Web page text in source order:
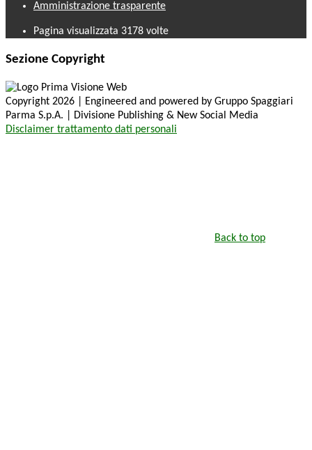
Amministrazione trasparente
Pagina visualizzata 3178 volte
Sezione Copyright
Copyright 2026 | Engineered and powered by Gruppo Spaggiari
Parma S.p.A. | Divisione Publishing & New Social Media
Disclaimer trattamento dati personali
Back to top